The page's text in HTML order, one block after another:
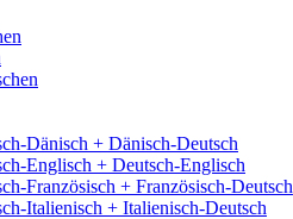
Dänisch + Dänisch-Deutsch
Englisch + Deutsch-Englisch
Französisch + Französisch-Deutsch
Italienisch + Italienisch-Deutsch